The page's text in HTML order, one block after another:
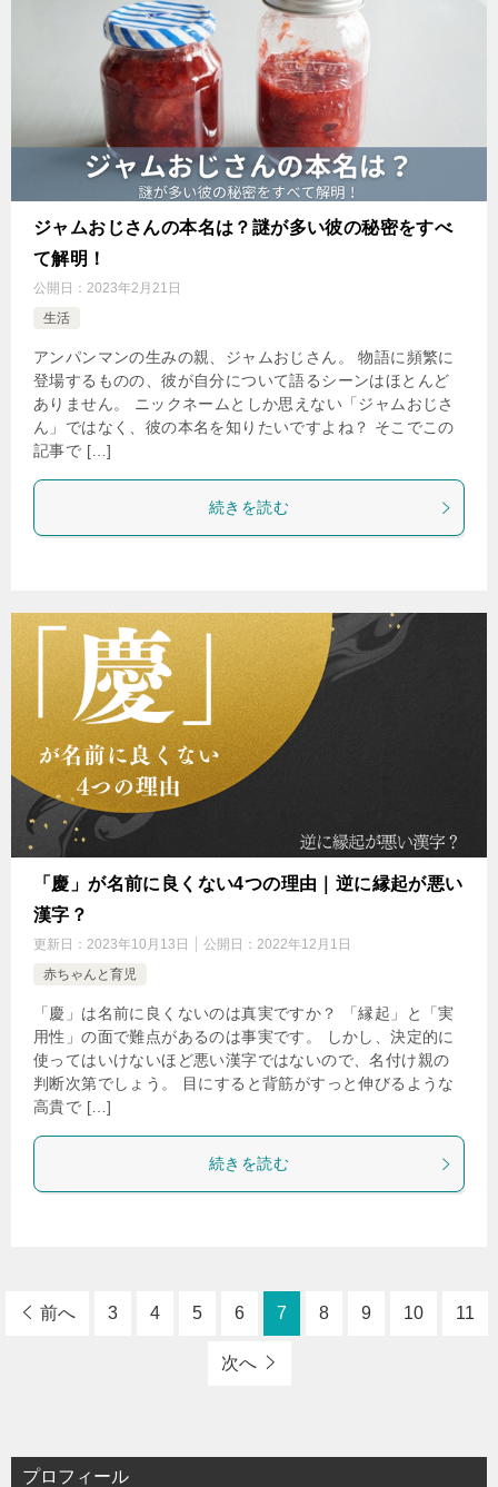
ジャムおじさんの本名は？謎が多い彼の秘密をすべ
て解明！
公開日： 2023年2月21日
生活
アンパンマンの生みの親、ジャムおじさん。 物語に頻繁に
登場するものの、彼が自分について語るシーンはほとんど
ありません。 ニックネームとしか思えない「ジャムおじさ
ん」ではなく、彼の本名を知りたいですよね？ そこでこの
記事で […]
続きを読む
「慶」が名前に良くない4つの理由｜逆に縁起が悪い
漢字？
更新日： 2023年10月13日 公開日： 2022年12月1日
赤ちゃんと育児
「慶」は名前に良くないのは真実ですか？ 「縁起」と「実
用性」の面で難点があるのは事実です。 しかし、決定的に
使ってはいけないほど悪い漢字ではないので、名付け親の
判断次第でしょう。 目にすると背筋がすっと伸びるような
高貴で […]
続きを読む
前へ 3 4 5 6 7 8 9 10 11
次へ
プロフィール